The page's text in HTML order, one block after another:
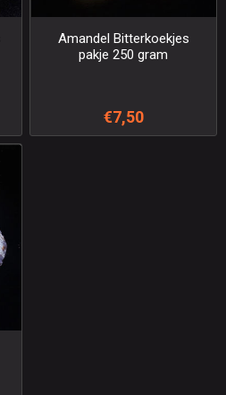
Amandel Bitterkoekjes
pakje 250 gram
€7,50